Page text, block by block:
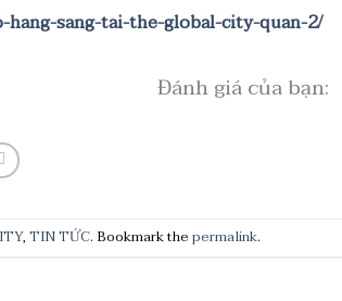
sang-tai-the-global-city-quan-2/
Đánh giá của bạn:
,TIN TỨC. Bookmark thepermalink.